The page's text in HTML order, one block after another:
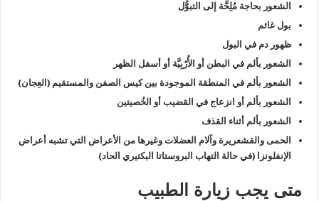
الشعور بحاجة مُلِحَّة إلى التبوُّل
بول غائم
ظهور دم في البول
الشعور بألم في البطن أو الأُرْبِيَّة أو أسفل الظهر
الشعور بألم في المنطقة الموجودة بين كيس الصفن والمستقيم (العِجان)
الشعور بألم أو انزعاج في القضيب أو الخُصيتين
الشعور بألم أثناء القذف
الحمى والقشعريرة وآلام العضلات وغيرها من الأعراض التي تشبه أعراض
الإنفلونزا (في حالة التهاب البروستاتا البكتيري الحاد)
متى يجب زيارة الطبيب